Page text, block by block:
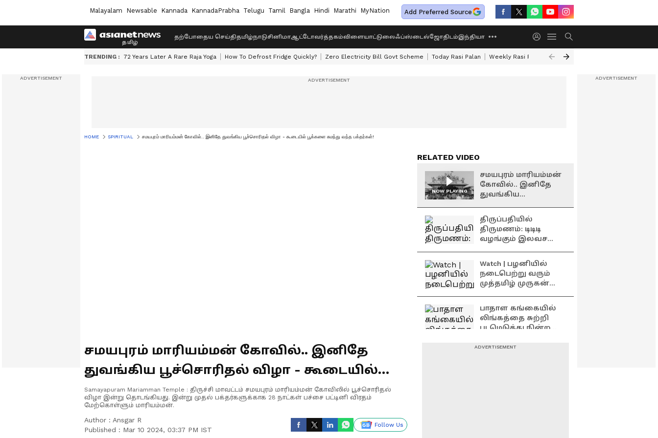
Malayalam Newsable Kannada KannadaPrabha Telugu Tamil Bangla Hindi Marathi MyNation Add Preferred Source
தற்போதைய செய்திதமிழ்நாடுசினிமாஆட்டோவர்த்தகம்விளையாட்டுலைஃப்ஸ்டைல்ஜோதிடம்இந்தியா
TRENDING : 72 Years Later A Rare Raja Yoga How To Defrost Fridge Quickly? Zero Electricity Bill Govt Scheme Today Rasi Palan Weekly Rasi Palan Sun Transit 2026
HOME SPIRITUAL சமயபுரம் மாரியம்மன் கோவில்.. இனிதே துவங்கிய பூச்சொரிதல் விழா - கூடையில் பூக்களை சுமந்து வந்த பக்தர்கள்!
சமயபுரம் மாரியம்மன் கோவில்.. இனிதே
துவங்கிய பூச்சொரிதல் விழா - கூடையில்
பூக்களை சுமந்து வந்த பக்தர்கள்!
Samayapuram Mariamman Temple : திருச்சி மாவட்டம் சமயபுரம் மாரியம்மன் கோவிலில் பூச்சொரிதல்
விழா இன்று தொடங்கியது. இன்று முதல் பக்தர்களுக்காக 28 நாட்கள் பச்சை பட்டினி விரதம்
மேற்கொள்ளும் மாரியம்மன்.
Author : Ansgar R
Published : Mar 10 2024, 03:37 PM IST
Follow Us
RELATED VIDEO
NOW PLAYING
சமயபுரம் மாரியம்மன்
கோவில்.. இனிதே
துவங்கிய
சுமந்து வந்த
பக்தர்கள்!
திருப்பதியில்
திருமணம்: டிடிடி
வழங்கும் இலவச
Watch | பழனியில்
நடைபெற்று வரும்
முத்தமிழ் முருகன்
பாதாள கங்கையில்
லிங்கத்தை சுற்றி
படமெடுத்து நின்ற
பரவசத்துடன் பார்த்த